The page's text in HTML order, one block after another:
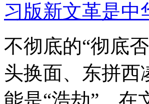
习版新文革是中
不彻底的“彻底
头换面、东拼西